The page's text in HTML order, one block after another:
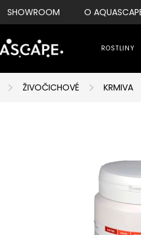
SHOWROOM O
ROSTLINY
Domů
ŽIVOČICHOVÉ KRMIVA